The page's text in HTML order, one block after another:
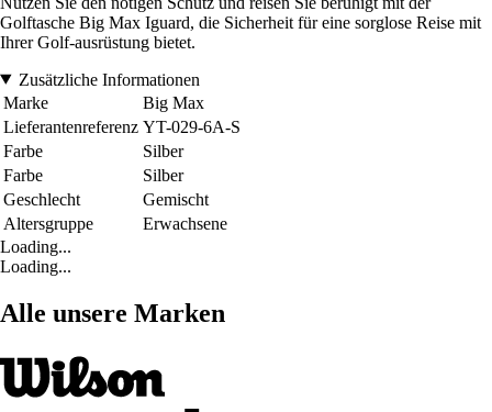
Golftasche Big Max Iguard, die Sicherheit für eine sorglose Reise mit
Ihrer Golf-ausrüstung bietet.
Zusätzliche Informationen
Marke
Big Max
Lieferantenreferenz YT-029-6A-S
Farbe
Silber
Farbe
Silber
Geschlecht
Gemischt
Altersgruppe
Erwachsene
Loading...
Loading...
Alle unsere Marken